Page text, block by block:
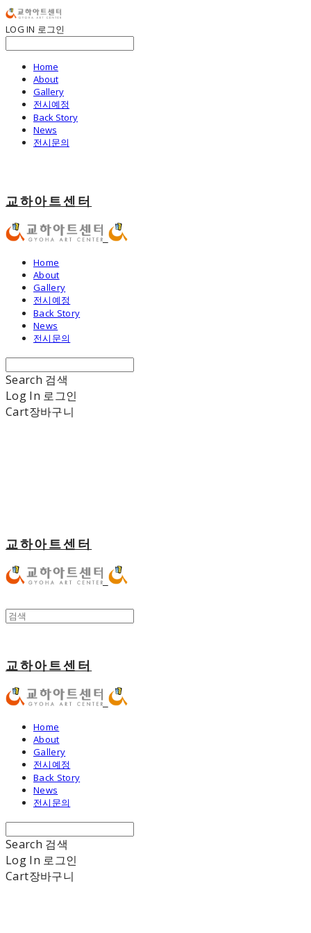
LOG IN 로그인
Home
About
Gallery
전시예정
Back Story
News
전시문의
교하아트센터
Home
About
Gallery
전시예정
Back Story
News
전시문의
Search 검색
Log In 로그인
Cart장바구니
교하아트센터
교하아트센터
Home
About
Gallery
전시예정
Back Story
News
전시문의
Search 검색
Log In 로그인
Cart장바구니